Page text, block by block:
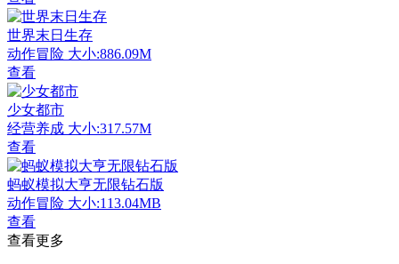
世界末日生存
动作冒险 大小:886.09M
查看
少女都市
经营养成 大小:317.57M
查看
蚂蚁模拟大亨无限钻石版
动作冒险 大小:113.04MB
查看
查看更多